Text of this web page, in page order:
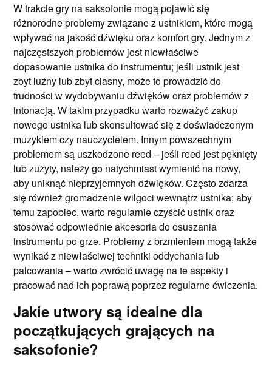
W trakcie gry na saksofonie mogą pojawić się
różnorodne problemy związane z ustnikiem, które mogą
wpływać na jakość dźwięku oraz komfort gry. Jednym z
najczęstszych problemów jest niewłaściwe
dopasowanie ustnika do instrumentu; jeśli ustnik jest
zbyt luźny lub zbyt ciasny, może to prowadzić do
trudności w wydobywaniu dźwięków oraz problemów z
intonacją. W takim przypadku warto rozważyć zakup
nowego ustnika lub skonsultować się z doświadczonym
muzykiem czy nauczycielem. Innym powszechnym
problemem są uszkodzone reed – jeśli reed jest pęknięty
lub zużyty, należy go natychmiast wymienić na nowy,
aby uniknąć nieprzyjemnych dźwięków. Często zdarza
się również gromadzenie wilgoci wewnątrz ustnika; aby
temu zapobiec, warto regularnie czyścić ustnik oraz
stosować odpowiednie akcesoria do osuszania
instrumentu po grze. Problemy z brzmieniem mogą także
wynikać z niewłaściwej techniki oddychania lub
palcowania – warto zwrócić uwagę na te aspekty i
pracować nad ich poprawą poprzez regularne ćwiczenia.
Jakie utwory są idealne dla
początkujących grających na
saksofonie?